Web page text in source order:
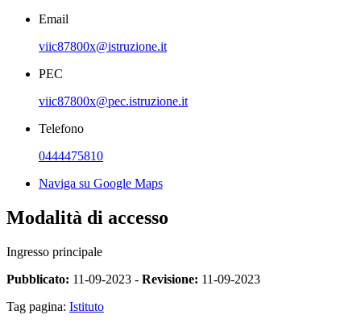
Email
viic87800x@istruzione.it
PEC
viic87800x@pec.istruzione.it
Telefono
0444475810
Naviga su Google Maps
Modalità di accesso
Ingresso principale
Pubblicato: 11-09-2023 - Revisione: 11-09-2023
Tag pagina: Istituto